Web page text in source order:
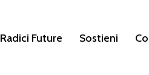
Radici Future Sostieni